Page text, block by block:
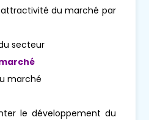
du marché par
secteur
marché
le développement du